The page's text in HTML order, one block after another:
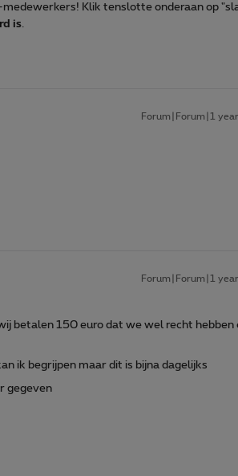
Klik tenslotte onderaan op
is
Forum|Forum|1
Forum|Forum|1
betalen 150 euro dat we wel recht hebben
ik begrijpen maar dit is bijna dagelijks
gegeven